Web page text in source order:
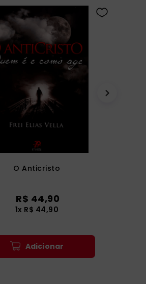
O Anticristo
R$ 44,90
1x R$ 44,90
Adicionar